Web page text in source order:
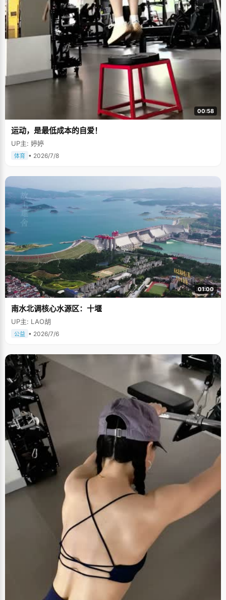
00:58
运动，是最低成本的自爱！
UP主: 婷婷
体育 • 2026/7/8
01:00
南水北调核心水源区：十堰
UP主: LAO胡
公益 • 2026/7/6